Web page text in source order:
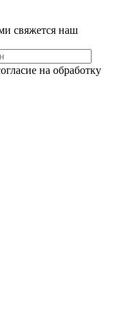
свяжется наш
на обработку